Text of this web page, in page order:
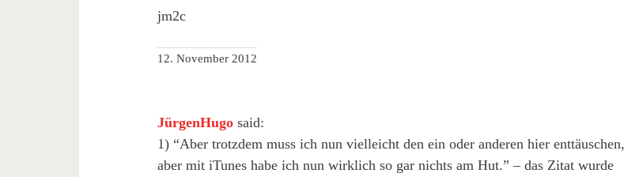
jm2c
12. November 2012
JürgenHugo said:
1) “Aber trotzdem muss ich nun vielleicht den ein oder anderen hier enttäuschen,
aber mit iTunes habe ich nun wirklich so gar nichts am Hut.” – das Zitat wurde